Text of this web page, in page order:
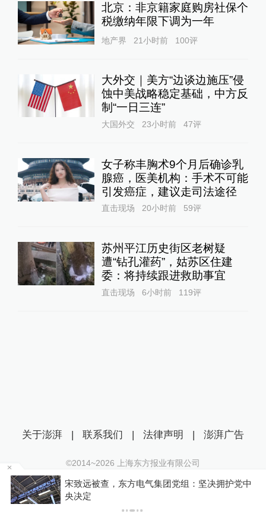
北京：非京籍家庭购房社保个
税缴纳年限下调为一年
地产界 21小时前 100评
大外交｜美方“边谈边施压”侵
蚀中美战略稳定基础，中方反
制“一日三连”
大国外交 23小时前 47评
女子称丰胸术9个月后确诊乳
腺癌，医美机构：手术不可能
引发癌症，建议走司法途径
直击现场 20小时前 59评
苏州平江历史街区老树疑
遭“钻孔灌药”，姑苏区住建
委：将持续跟进救助事宜
直击现场 6小时前 119评
宋致远被查，东方电气集团党组：坚决拥护党中
央决定
关于澎湃 | 联系我们 | 法律声明 | 澎湃广告
©2014~2026 上海东方报业有限公司
沪ICP证：沪B2-20170116 | 沪ICP备14003370号
互联网新闻信息服务许可证：31120170006
沪公网安备 31010602000299号